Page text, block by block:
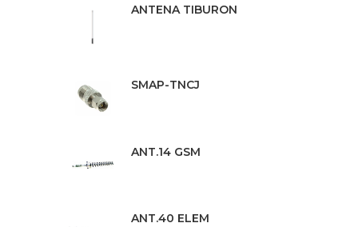
ANTENA TIBURON
SMAP-TNCJ
ANT.14 GSM
ANT.40 ELEM